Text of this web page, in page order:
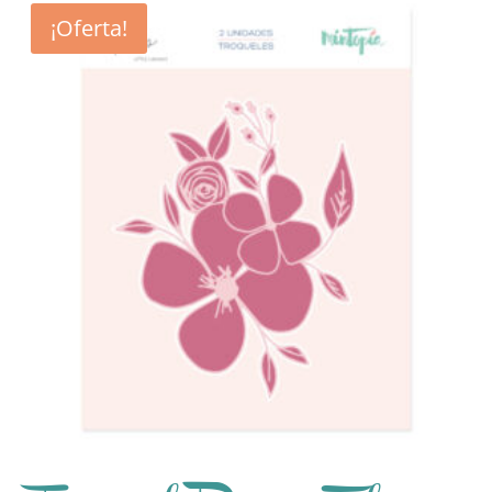
¡Oferta!